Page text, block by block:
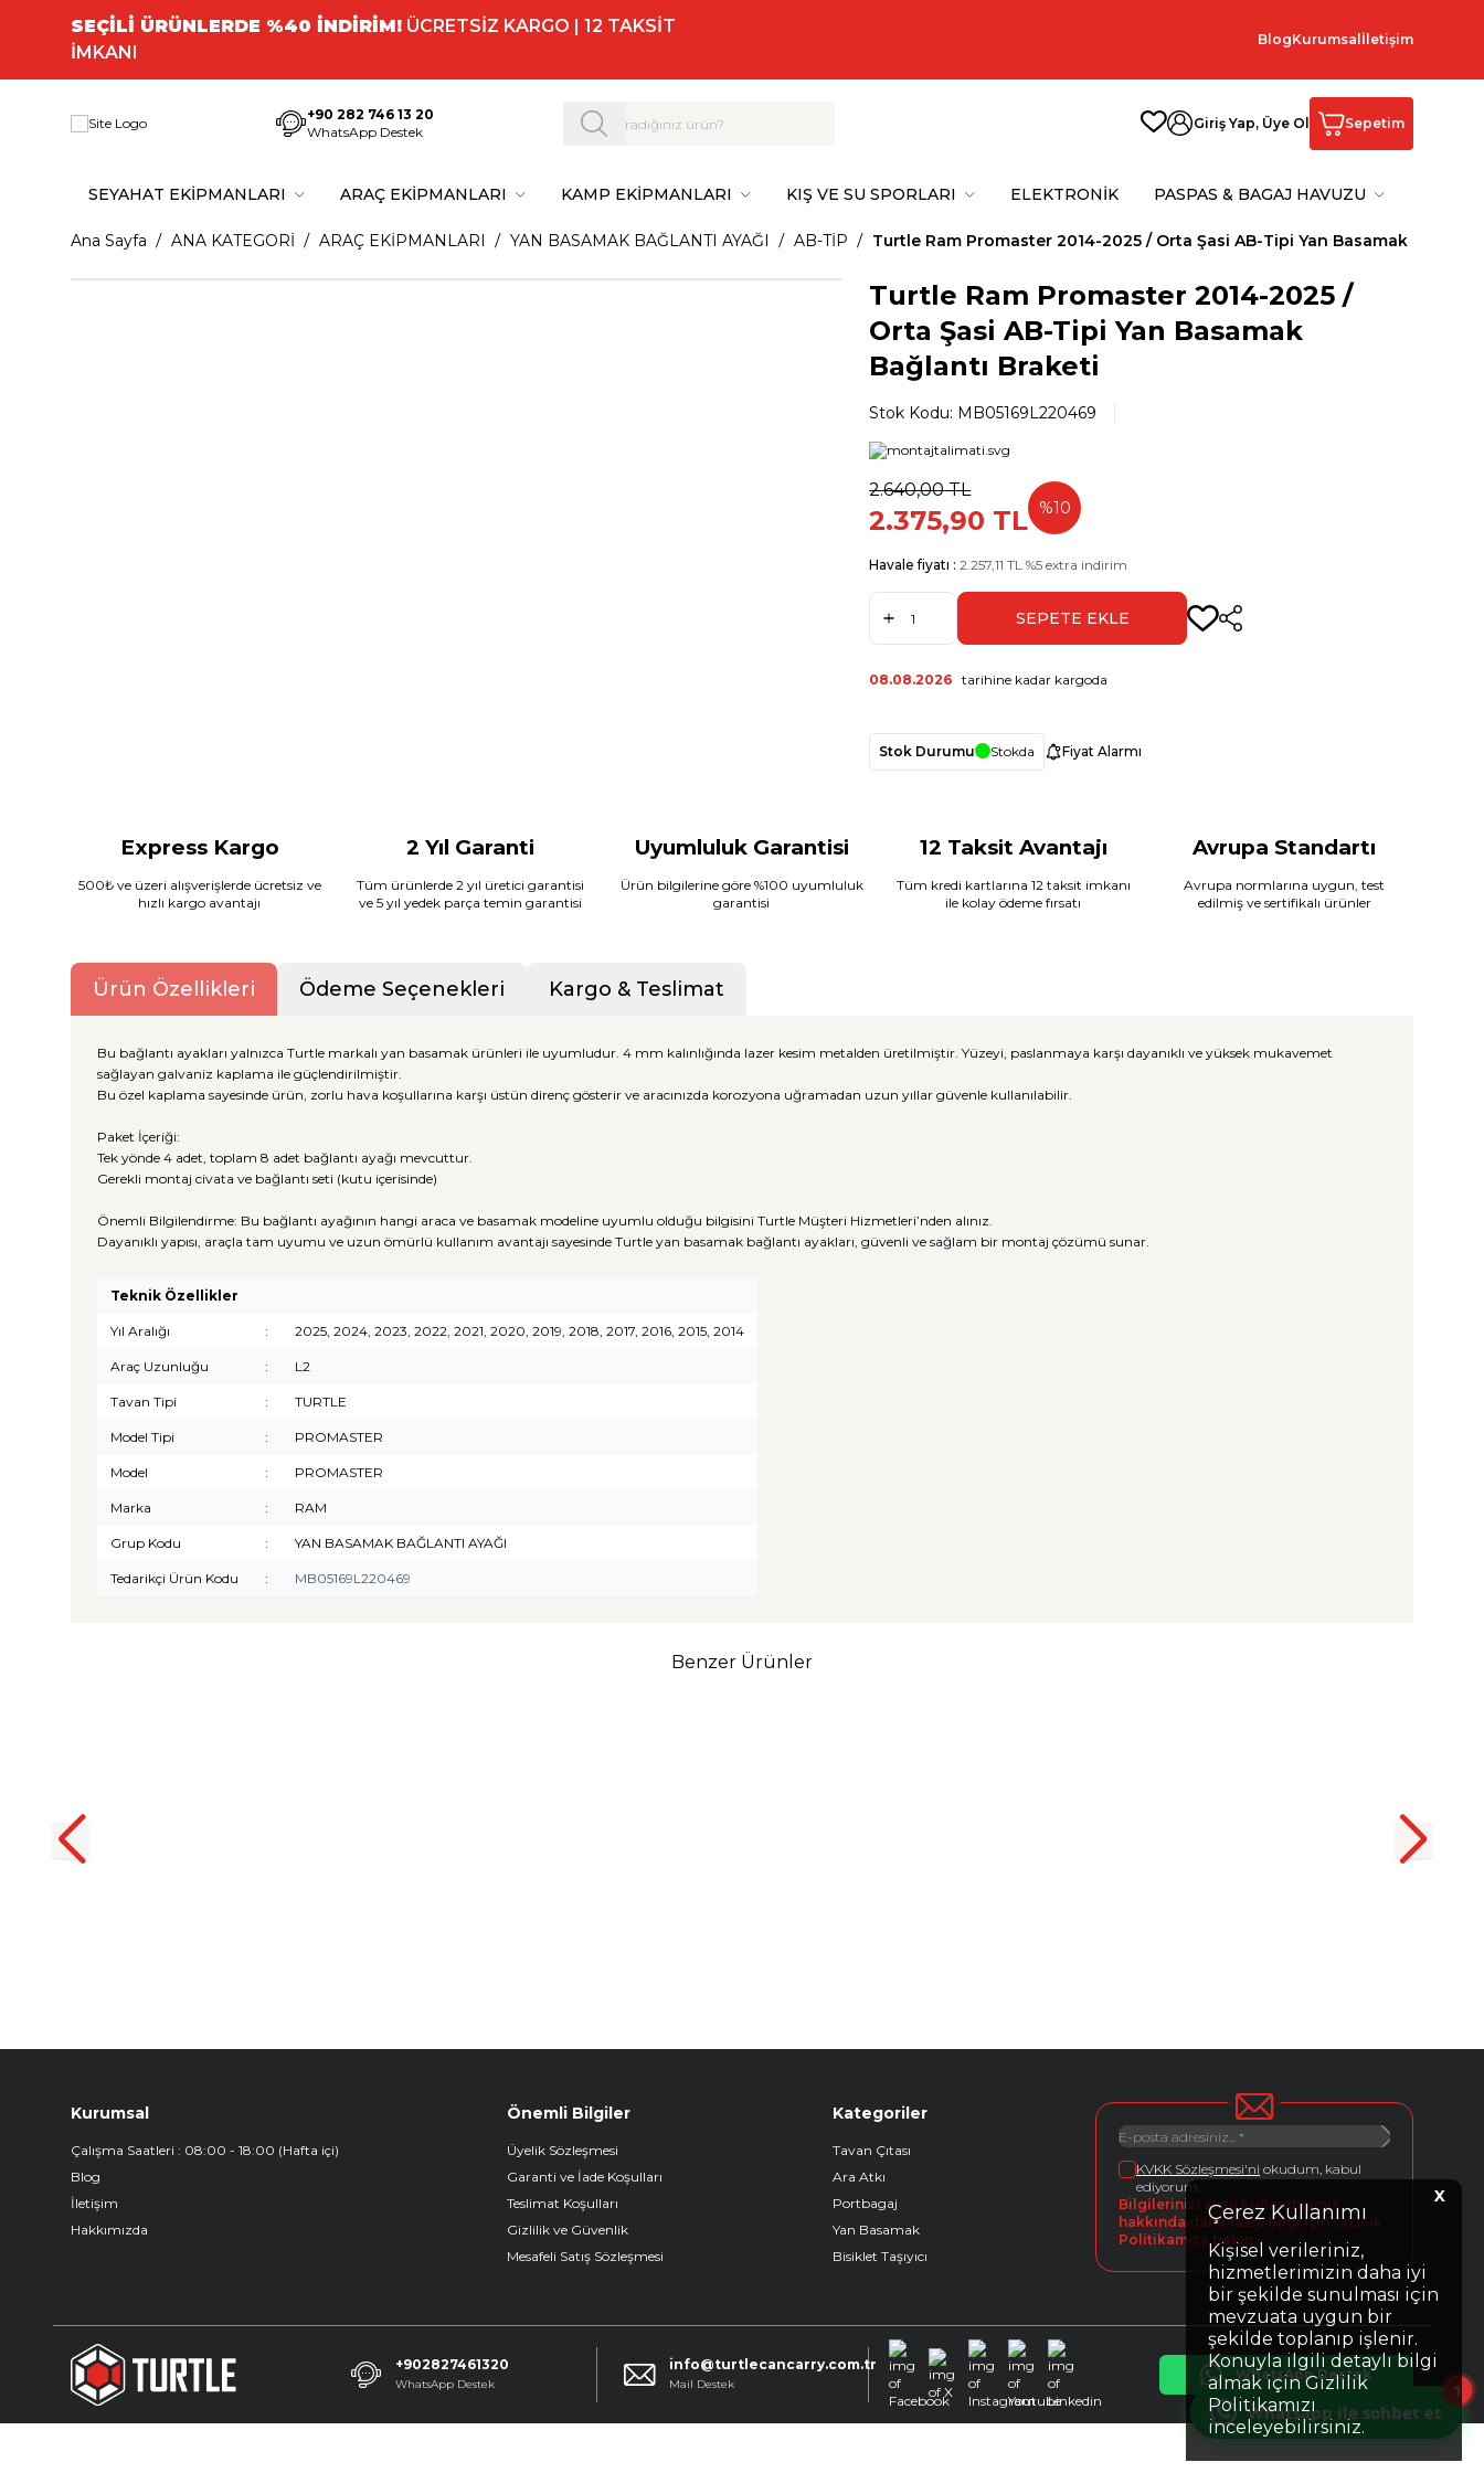
Whatsapp ile sohbet et
1
X
Çerez Kullanımı
Kişisel verileriniz,
hizmetlerimizin daha iyi
bir şekilde sunulması için
mevzuata uygun bir
şekilde toplanıp işlenir.
Konuyla ilgili detaylı bilgi
almak için Gizlilik
Politikamızı
inceleyebilirsiniz.
SEÇİLİ ÜRÜNLERDE %40 İNDİRİM! ÜCRETSİZ KARGO | 12 TAKSİT
İMKANI
BlogKurumsal İletişim
+90 282 746 13 20
WhatsApp Destek
Giriş Yap, Üye Ol Sepetim
SEYAHAT EKİPMANLARI ARAÇ EKİPMANLARI KAMP EKİPMANLARI KIŞ VE SU SPORLARI ELEKTRONİK PASPAS & BAGAJ HAVUZU
Ana Sayfa ANA KATEGORİ ARAÇ EKİPMANLARI YAN BASAMAK BAĞLANTI AYAĞI AB-TİP Turtle Ram Promaster 2014-2025 / Orta Şasi AB-Tipi Yan Basamak
Turtle Ram Promaster 2014-2025 /
Orta Şasi AB-Tipi Yan Basamak
Bağlantı Braketi
Stok Kodu: MB05169L220469
2.640,00TL
2.375,90 TL %10
Havale fiyatı :2.257,11 TL%5 extra indirim
SEPETE EKLE Paylaş
08.08.2026 tarihine kadar kargoda
Stok Durumu Stokda Fiyat Alarmı
Express Kargo
500₺ ve üzeri alışverişlerde ücretsiz ve
hızlı kargo avantajı
2 Yıl Garanti
Tüm ürünlerde 2 yıl üretici garantisi
ve 5 yıl yedek parça temin garantisi
Uyumluluk Garantisi
Ürün bilgilerine göre %100 uyumluluk
garantisi
12 Taksit Avantajı
Tüm kredi kartlarına 12 taksit imkanı
ile kolay ödeme fırsatı
Avrupa Standartı
Avrupa normlarına uygun, test
edilmiş ve sertifikalı ürünler
Ürün Özellikleri Ödeme Seçenekleri Kargo & Teslimat
Bu bağlantı ayakları yalnızca Turtle markalı yan basamak ürünleri ile uyumludur. 4 mm kalınlığında lazer kesim metalden üretilmiştir. Yüzeyi, paslanmaya karşı dayanıklı ve yüksek mukavemet
sağlayan galvaniz kaplama ile güçlendirilmiştir.
Bu özel kaplama sayesinde ürün, zorlu hava koşullarına karşı üstün direnç gösterir ve aracınızda korozyona uğramadan uzun yıllar güvenle kullanılabilir.
Paket İçeriği:
Tek yönde 4 adet, toplam 8 adet bağlantı ayağı mevcuttur.
Gerekli montaj civata ve bağlantı seti (kutu içerisinde)
Önemli Bilgilendirme: Bu bağlantı ayağının hangi araca ve basamak modeline uyumlu olduğu bilgisini Turtle Müşteri Hizmetleri’nden alınız.
Dayanıklı yapısı, araçla tam uyumu ve uzun ömürlü kullanım avantajı sayesinde Turtle yan basamak bağlantı ayakları, güvenli ve sağlam bir montaj çözümü sunar.
Teknik Özellikler
Yıl Aralığı : 2025, 2024, 2023, 2022, 2021, 2020, 2019, 2018, 2017, 2016, 2015, 2014
Araç Uzunluğu : L2
Tavan Tipi : TURTLE
Model Tipi : PROMASTER
Model : PROMASTER
Marka : RAM
Grup Kodu : YAN BASAMAK BAĞLANTI AYAĞI
Tedarikçi Ürün Kodu : MB05169L220469
Benzer Ürünler
₺
Kurumsal
Çalışma Saatleri : 08:00 - 18:00 (Hafta içi)
Blog
İletişim
Hakkımızda
Önemli Bilgiler
Üyelik Sözleşmesi
Garanti ve İade Koşulları
Teslimat Koşulları
Gizlilik ve Güvenlik
Mesafeli Satış Sözleşmesi
Kategoriler
Tavan Çıtası
Ara Atkı
Portbagaj
Yan Basamak
Bisiklet Taşıyıcı
KVKK Sözleşmesi'ni okudum, kabul
ediyorum.
Bilgilerinizi ansıl kullandığımız
hakkında daha fazla bilgi için Gizlilik
Politikamıza bakın.
+902827461320
WhatsApp Destek
info@turtlecancarry.com.tr
Mail Destek Facebook
X Instagram
Youtube WhatsApp Destek